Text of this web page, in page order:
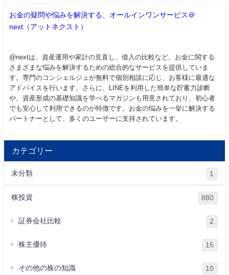
お金の疑問や悩みを解決する、オールインワンサービス＠
next（アットネクスト）
@nextは、資産運用や家計の見直し、借入の比較など、お金に関する
さまざまな悩みを解決するための総合的なサービスを提供していま
す。専門のコンシェルジュが無料で個別相談に応じ、お客様に最適な
アドバイスを行います。さらに、LINEを利用した簡単な貯蓄力診断
や、資産形成の基礎知識を学べるマガジンも用意されており、初心者
でも安心して利用できるのが特徴です。お金の悩みを一挙に解決する
パートナーとして、多くのユーザーに支持されています。
カテゴリー
未分類 1
株投資 880
証券会社比較 2
株主優待 15
その他の株の知識 10